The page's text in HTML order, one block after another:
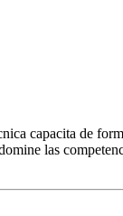
capacita de
las